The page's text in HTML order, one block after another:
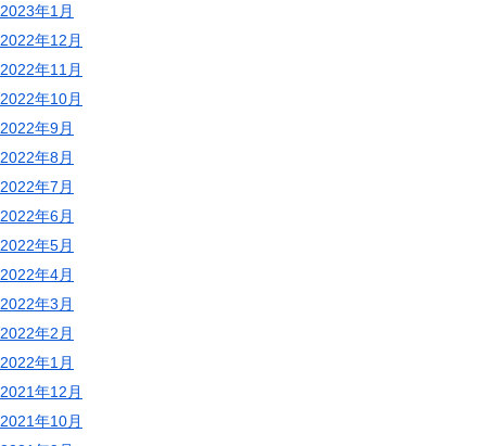
2023年1月
2022年12月
2022年11月
2022年10月
2022年9月
2022年8月
2022年7月
2022年6月
2022年5月
2022年4月
2022年3月
2022年2月
2022年1月
2021年12月
2021年10月